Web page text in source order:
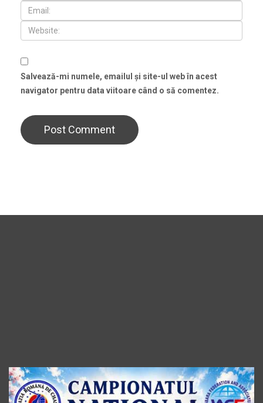
Salvează-mi numele, emailul și site-ul web în acest
navigator pentru data viitoare când o să comentez.